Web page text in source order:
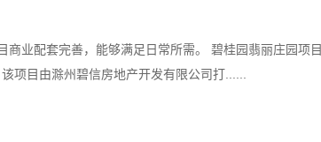
业配套完善，能够满足日常所需。 碧桂园翡丽庄园项目
项目由滁州碧信房地产开发有限公司打......